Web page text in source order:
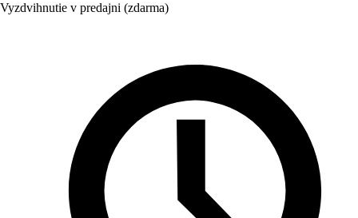
Vyzdvihnutie v predajni (zdarma)